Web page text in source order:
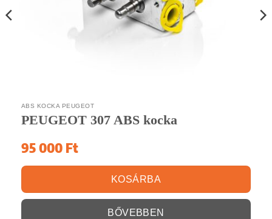
ABS KOCKA PEUGEOT
PEUGEOT 307 ABS kocka
95 000 Ft
KOSÁRBA
BŐVEBBEN